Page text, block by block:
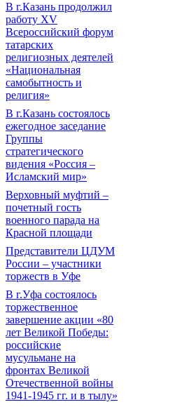
В г.Казань продолжил
работу XV
Всероссийский форум
татарских
религиозных деятелей
«Национальная
самобытность и
религия»
В г.Казань состоялось
ежегодное заседание
Группы
стратегического
видения «Россия –
Исламский мир»
Верховный муфтий –
почетный гость
военного парада на
Красной площади
Представители ЦДУМ
России – участники
торжеств в Уфе
В г.Уфа состоялось
торжественное
завершение акции «80
лет Великой Победы:
российские
мусульмане на
фронтах Великой
Отечественной войны
1941-1945 гг. и в тылу»